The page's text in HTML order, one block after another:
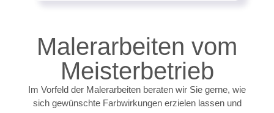
Malerarbeiten vom
Meisterbetrieb
Im Vorfeld der Malerarbeiten beraten wir Sie gerne, wie
sich gewünschte Farbwirkungen erzielen lassen und